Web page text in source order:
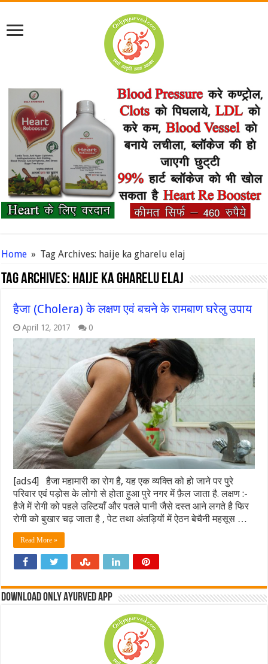
Home » Tag Archives: haije ka gharelu elaj
Tag Archives: haije ka gharelu elaj
हैजा (Cholera) के लक्षण एवं बचने के रामबाण घरेलु उपाय
April 12, 2017 0
[ads4] हैजा महामारी का रोग है, यह एक व्यक्ति को हो जाने पर पुरे
परिवार एवं पड़ोस के लोगो से होता हुआ पुरे नगर में फ़ैल जाता है. लक्षण :-
हैजे में रोगी को पहले उल्टियाँ और पतले पानी जैसे दस्त आने लगते है फिर
रोगी को बुखार चढ़ जाता है , पेट तथा अंतड़ियों में ऐठन बेचैनी महसूस …
Read More »
Download Only Ayurved App